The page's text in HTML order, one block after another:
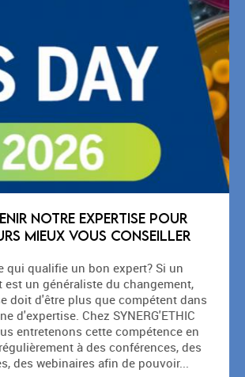
NOTRE EXPERTISE POUR
MIEUX VOUS CONSEILLER
qui qualifie un bon expert? Si un
un généraliste du changement,
doit d'être plus que compétent dans
d'expertise. Chez SYNERG'ETHIC
entretenons cette compétence en
à des conférences, des
des webinaires afin de pouvoir...